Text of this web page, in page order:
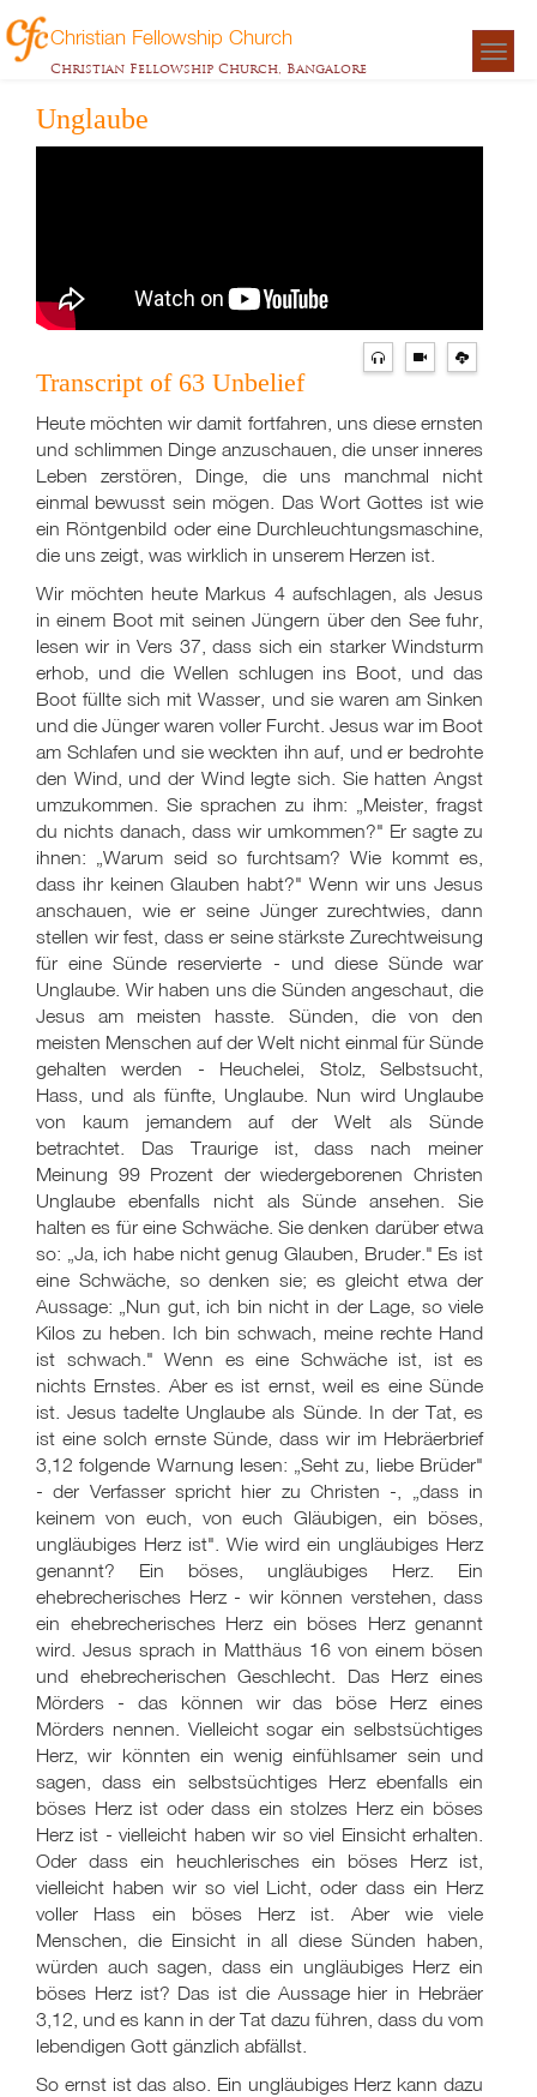
Christian Fellowship Church
Christian Fellowship Church, Bangalore
Unglaube
Transcript of 63 Unbelief
Heute möchten wir damit fortfahren, uns diese ernsten
und schlimmen Dinge anzuschauen, die unser inneres
Leben zerstören, Dinge, die uns manchmal nicht
einmal bewusst sein mögen. Das Wort Gottes ist wie
ein Röntgenbild oder eine Durchleuchtungsmaschine,
die uns zeigt, was wirklich in unserem Herzen ist.
Wir möchten heute Markus 4 aufschlagen, als Jesus
in einem Boot mit seinen Jüngern über den See fuhr,
lesen wir in Vers 37, dass sich ein starker Windsturm
erhob, und die Wellen schlugen ins Boot, und das
Boot füllte sich mit Wasser, und sie waren am Sinken
und die Jünger waren voller Furcht. Jesus war im Boot
am Schlafen und sie weckten ihn auf, und er bedrohte
den Wind, und der Wind legte sich. Sie hatten Angst
umzukommen. Sie sprachen zu ihm: „Meister, fragst
du nichts danach, dass wir umkommen?" Er sagte zu
ihnen: „Warum seid so furchtsam? Wie kommt es,
dass ihr keinen Glauben habt?" Wenn wir uns Jesus
anschauen, wie er seine Jünger zurechtwies, dann
stellen wir fest, dass er seine stärkste Zurechtweisung
für eine Sünde reservierte - und diese Sünde war
Unglaube. Wir haben uns die Sünden angeschaut, die
Jesus am meisten hasste. Sünden, die von den
meisten Menschen auf der Welt nicht einmal für Sünde
gehalten werden - Heuchelei, Stolz, Selbstsucht,
Hass, und als fünfte, Unglaube. Nun wird Unglaube
von kaum jemandem auf der Welt als Sünde
betrachtet. Das Traurige ist, dass nach meiner
Meinung 99 Prozent der wiedergeborenen Christen
Unglaube ebenfalls nicht als Sünde ansehen. Sie
halten es für eine Schwäche. Sie denken darüber etwa
so: „Ja, ich habe nicht genug Glauben, Bruder." Es ist
eine Schwäche, so denken sie; es gleicht etwa der
Aussage: „Nun gut, ich bin nicht in der Lage, so viele
Kilos zu heben. Ich bin schwach, meine rechte Hand
ist schwach." Wenn es eine Schwäche ist, ist es
nichts Ernstes. Aber es ist ernst, weil es eine Sünde
ist. Jesus tadelte Unglaube als Sünde. In der Tat, es
ist eine solch ernste Sünde, dass wir im Hebräerbrief
3,12 folgende Warnung lesen: „Seht zu, liebe Brüder"
- der Verfasser spricht hier zu Christen -, „dass in
keinem von euch, von euch Gläubigen, ein böses,
ungläubiges Herz ist". Wie wird ein ungläubiges Herz
genannt? Ein böses, ungläubiges Herz. Ein
ehebrecherisches Herz - wir können verstehen, dass
ein ehebrecherisches Herz ein böses Herz genannt
wird. Jesus sprach in Matthäus 16 von einem bösen
und ehebrecherischen Geschlecht. Das Herz eines
Mörders - das können wir das böse Herz eines
Mörders nennen. Vielleicht sogar ein selbstsüchtiges
Herz, wir könnten ein wenig einfühlsamer sein und
sagen, dass ein selbstsüchtiges Herz ebenfalls ein
böses Herz ist oder dass ein stolzes Herz ein böses
Herz ist - vielleicht haben wir so viel Einsicht erhalten.
Oder dass ein heuchlerisches ein böses Herz ist,
vielleicht haben wir so viel Licht, oder dass ein Herz
voller Hass ein böses Herz ist. Aber wie viele
Menschen, die Einsicht in all diese Sünden haben,
würden auch sagen, dass ein ungläubiges Herz ein
böses Herz ist? Das ist die Aussage hier in Hebräer
3,12, und es kann in der Tat dazu führen, dass du vom
lebendigen Gott gänzlich abfällst.
So ernst ist das also. Ein ungläubiges Herz kann dazu